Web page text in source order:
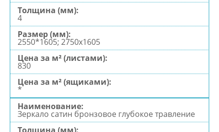
4
2550*1605; 2750х1605
830
*
Зеркало сатин бронзовое глубокое травление